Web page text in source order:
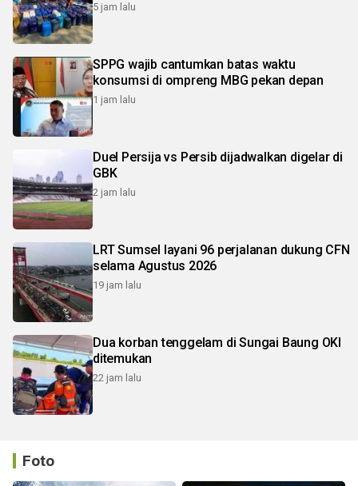
5 jam lalu
SPPG wajib cantumkan batas waktu
konsumsi di ompreng MBG pekan depan
1 jam lalu
Duel Persija vs Persib dijadwalkan digelar di
GBK
2 jam lalu
LRT Sumsel layani 96 perjalanan dukung CFN
selama Agustus 2026
19 jam lalu
Dua korban tenggelam di Sungai Baung OKI
ditemukan
22 jam lalu
Foto